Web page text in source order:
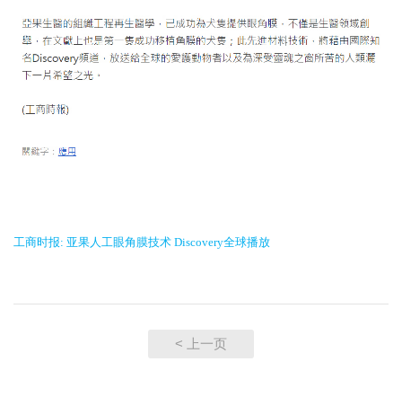
工商时报: 亚果人工眼角膜技术 Discovery全球播放
< 上一页